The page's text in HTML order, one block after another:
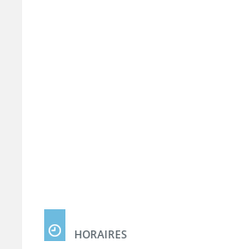
HORAIRES